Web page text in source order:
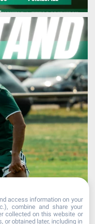
access information on your
combine and share your
collected on this website or
or obtained later, including in